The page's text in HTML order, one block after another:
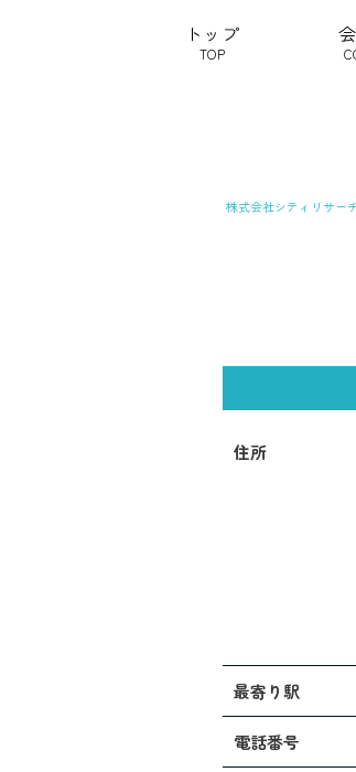
トップ
TOP
株式会社シティリサー
住所
最寄り駅
電話番号